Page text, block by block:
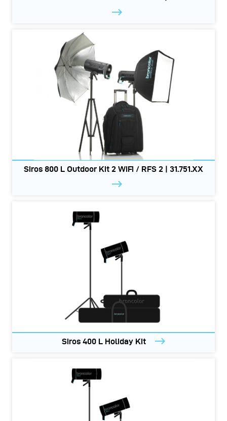
Siros 800 L Outdoor Kit 2 WiFi / RFS 2 | 31.751.XX
Siros 400 L Holiday Kit